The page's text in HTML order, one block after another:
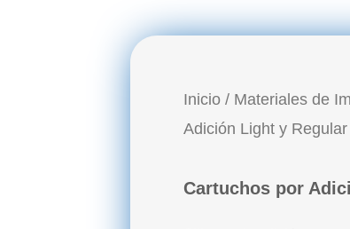
Inicio / Materiales de
Adición Light y
Cartuchos por